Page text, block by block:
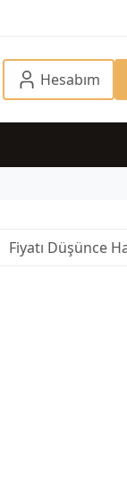
Hesabım
Fiyatı Düşünce